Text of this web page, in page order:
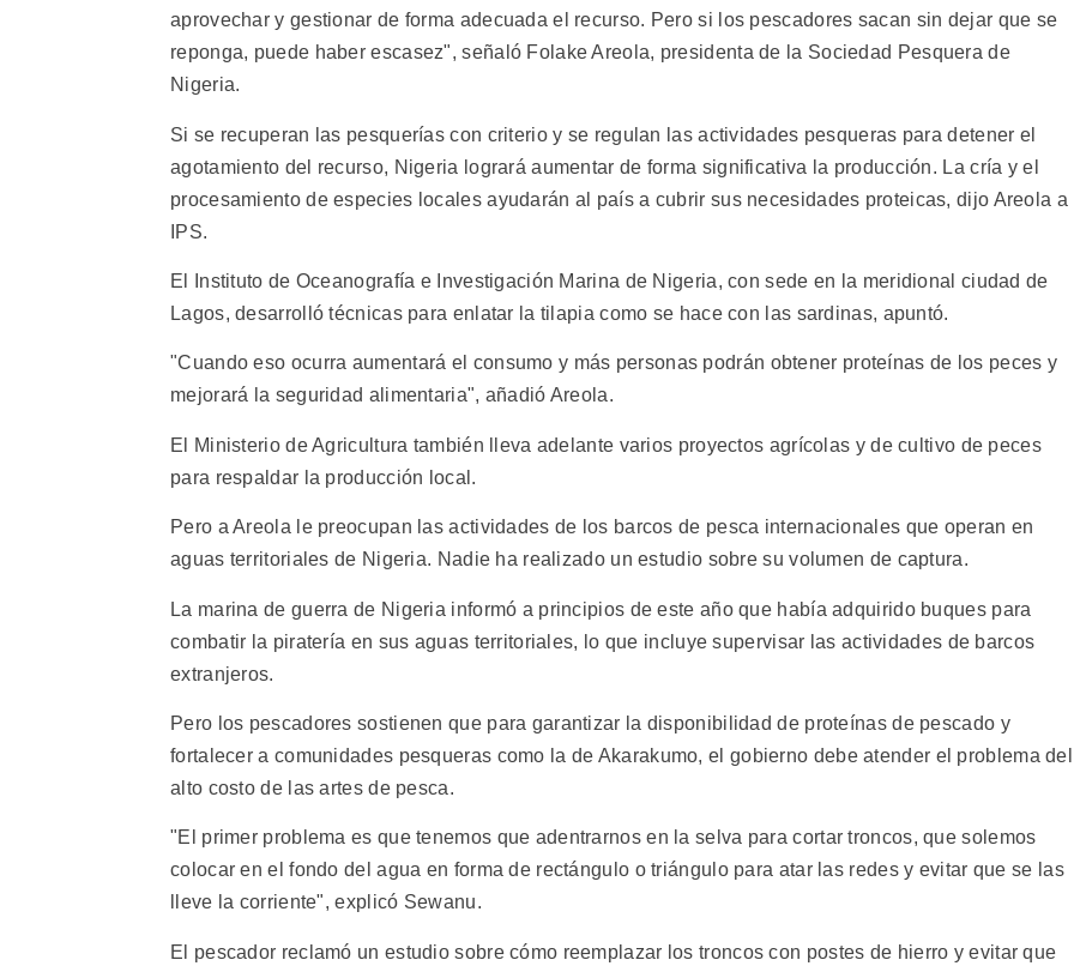
aprovechar y gestionar de forma adecuada el recurso. Pero si los pescadores sacan sin dejar que se
reponga, puede haber escasez", señaló Folake Areola, presidenta de la Sociedad Pesquera de
Nigeria.
Si se recuperan las pesquerías con criterio y se regulan las actividades pesqueras para detener el
agotamiento del recurso, Nigeria logrará aumentar de forma significativa la producción. La cría y el
procesamiento de especies locales ayudarán al país a cubrir sus necesidades proteicas, dijo Areola a
IPS.
El Instituto de Oceanografía e Investigación Marina de Nigeria, con sede en la meridional ciudad de
Lagos, desarrolló técnicas para enlatar la tilapia como se hace con las sardinas, apuntó.
"Cuando eso ocurra aumentará el consumo y más personas podrán obtener proteínas de los peces y
mejorará la seguridad alimentaria", añadió Areola.
El Ministerio de Agricultura también lleva adelante varios proyectos agrícolas y de cultivo de peces
para respaldar la producción local.
Pero a Areola le preocupan las actividades de los barcos de pesca internacionales que operan en
aguas territoriales de Nigeria. Nadie ha realizado un estudio sobre su volumen de captura.
La marina de guerra de Nigeria informó a principios de este año que había adquirido buques para
combatir la piratería en sus aguas territoriales, lo que incluye supervisar las actividades de barcos
extranjeros.
Pero los pescadores sostienen que para garantizar la disponibilidad de proteínas de pescado y
fortalecer a comunidades pesqueras como la de Akarakumo, el gobierno debe atender el problema del
alto costo de las artes de pesca.
"El primer problema es que tenemos que adentrarnos en la selva para cortar troncos, que solemos
colocar en el fondo del agua en forma de rectángulo o triángulo para atar las redes y evitar que se las
lleve la corriente", explicó Sewanu.
El pescador reclamó un estudio sobre cómo reemplazar los troncos con postes de hierro y evitar que